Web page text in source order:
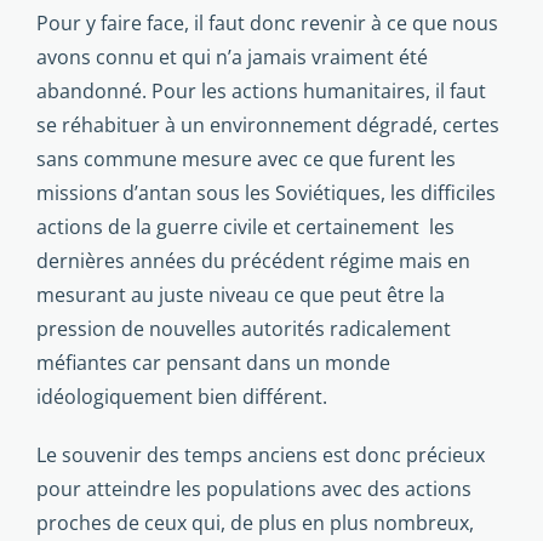
Pour y faire face, il faut donc revenir à ce que nous
avons connu et qui n’a jamais vraiment été
abandonné. Pour les actions humanitaires, il faut
se réhabituer à un environnement dégradé, certes
sans commune mesure avec ce que furent les
missions d’antan sous les Soviétiques, les difficiles
actions de la guerre civile et certainement les
dernières années du précédent régime mais en
mesurant au juste niveau ce que peut être la
pression de nouvelles autorités radicalement
méfiantes car pensant dans un monde
idéologiquement bien différent.
Le souvenir des temps anciens est donc précieux
pour atteindre les populations avec des actions
proches de ceux qui, de plus en plus nombreux,